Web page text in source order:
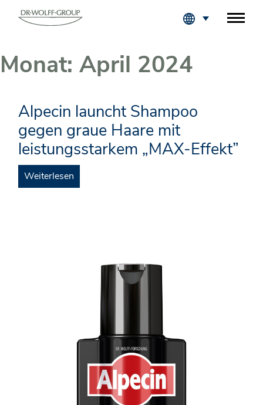
Monat: April 2024
Alpecin launcht Shampoo
gegen graue Haare mit
leistungsstarkem „MAX-Effekt”
Weiterlesen